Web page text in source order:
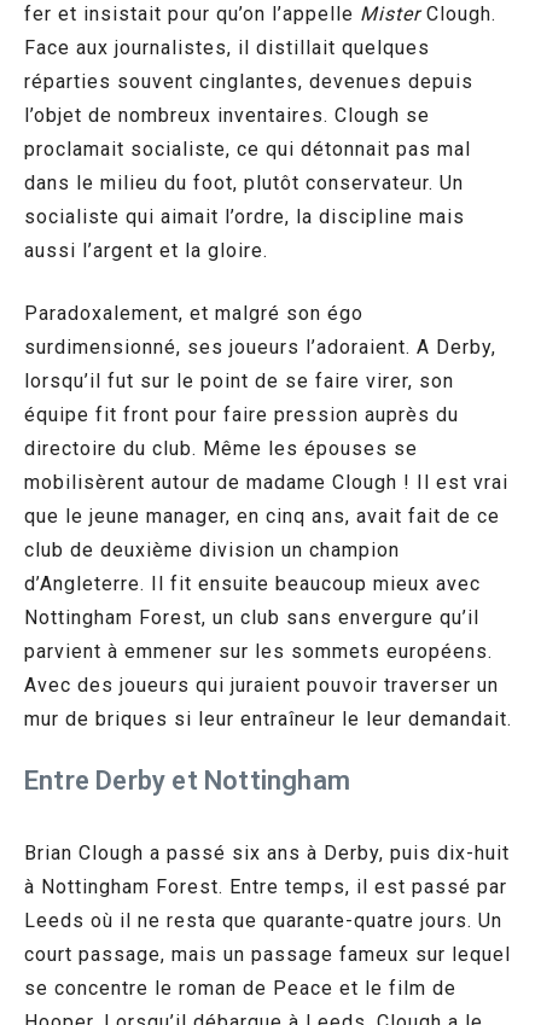
fer et insistait pour qu’on l’appelle MisterClough.
Face aux journalistes, il distillait quelques
réparties souvent cinglantes, devenues depuis
l’objet de nombreux inventaires. Clough se
proclamait socialiste, ce qui détonnait pas mal
dans le milieu du foot, plutôt conservateur. Un
socialiste qui aimait l’ordre, la discipline mais
aussi l’argent et la gloire.
Paradoxalement, et malgré son égo
surdimensionné, ses joueurs l’adoraient. A Derby,
lorsqu’il fut sur le point de se faire virer, son
équipe fit front pour faire pression auprès du
directoire du club. Même les épouses se
mobilisèrent autour de madame Clough ! Il est vrai
que le jeune manager, en cinq ans, avait fait de ce
club de deuxième division un champion
d’Angleterre. Il fit ensuite beaucoup mieux avec
Nottingham Forest, un club sans envergure qu’il
parvient à emmener sur les sommets européens.
Avec des joueurs qui juraient pouvoir traverser un
mur de briques si leur entraîneur le leur demandait.
Entre Derby et Nottingham
Brian Clough a passé six ans à Derby, puis dix-huit
à Nottingham Forest. Entre temps, il est passé par
Leeds où il ne resta que quarante-quatre jours. Un
court passage, mais un passage fameux sur lequel
se concentre le roman de Peace et le film de